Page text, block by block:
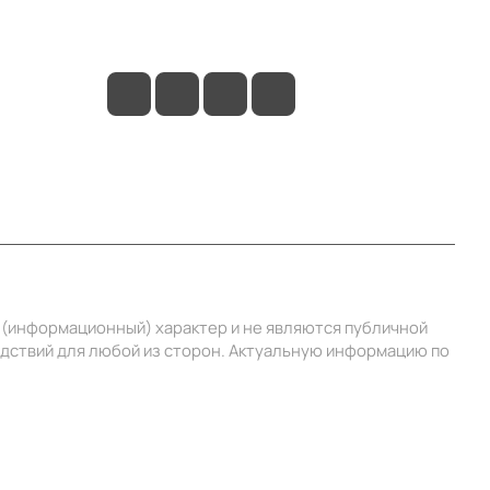
характер и не являются публичной
для любой из сторон. Актуальную информацию по